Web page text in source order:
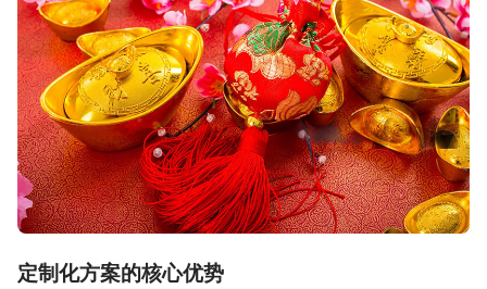
定制化方案的核心优势